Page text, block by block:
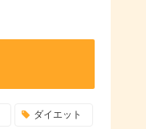
ダイエット